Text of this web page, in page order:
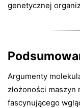
genetycznej
Argumenty
złożoności
fascynującego